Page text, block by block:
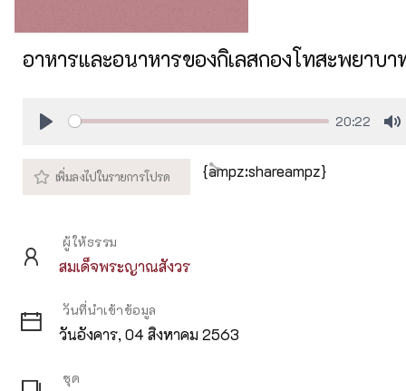
อาหารและอนาหารของกิเลสกองโทสะพยาบา
20:22
{ampz:shareampz}
ผู้ให้ธรรม
สมเด็จพระญาณสังวร
วันที่นำเข้าข้อมูล
วันอังคาร, 04 สิงหาคม 2563
ชุด